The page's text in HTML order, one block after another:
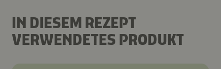
IN DIESEM REZEPT
VERWENDETES PRODUKT